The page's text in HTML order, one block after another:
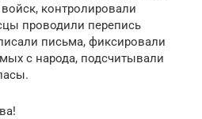
контролировали
проводили перепись
письма, фиксировали
с народа, подсчитывали